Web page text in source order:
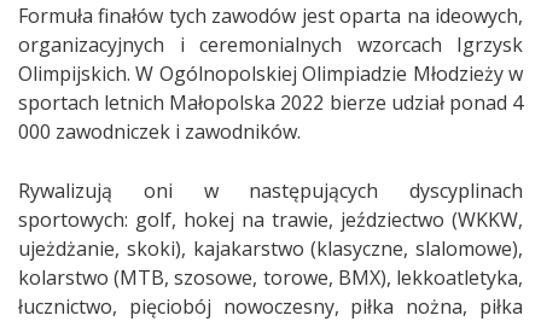
Formuła finałów tych zawodów jest oparta na ideowych,
organizacyjnych i ceremonialnych wzorcach Igrzysk
Olimpijskich. W Ogólnopolskiej Olimpiadzie Młodzieży w
sportach letnich Małopolska 2022 bierze udział ponad 4
000 zawodniczek i zawodników.
Rywalizują oni w następujących dyscyplinach
sportowych: golf, hokej na trawie, jeździectwo (WKKW,
ujeżdżanie, skoki), kajakarstwo (klasyczne, slalomowe),
kolarstwo (MTB, szosowe, torowe, BMX), lekkoatletyka,
łucznictwo, pięciobój nowoczesny, piłka nożna, piłka